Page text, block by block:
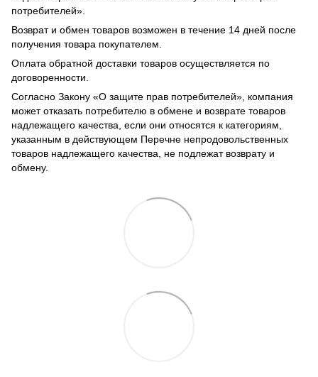
потребителей».
Возврат и обмен товаров возможен в течение 14 дней после
получения товара покупателем.
Оплата обратной доставки товаров осуществляется по
договоренности.
Согласно Закону «О защите прав потребителей», компания
может отказать потребителю в обмене и возврате товаров
надлежащего качества, если они относятся к категориям,
указанным в действующем Перечне непродовольственных
товаров надлежащего качества, не подлежат возврату и
обмену.